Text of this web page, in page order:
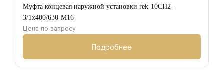
Муфта концевая наружной установки rek-10CH2-
3/1х400/630-M16
Цена по запросу
Подробнее